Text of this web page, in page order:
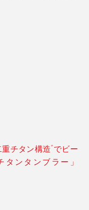
チタン構造”でビー
ンタンブラー」